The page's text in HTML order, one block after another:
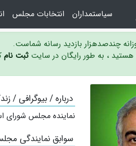
سیاستمداران انتخابات مجلس
چندصدهزار بازدید رسانه شماست.
هستید ، به طور رایگان در سایت ثبت نام
درباره / بیوگرافی /
نماینده مجلس شورای
سوابق نمایندگی